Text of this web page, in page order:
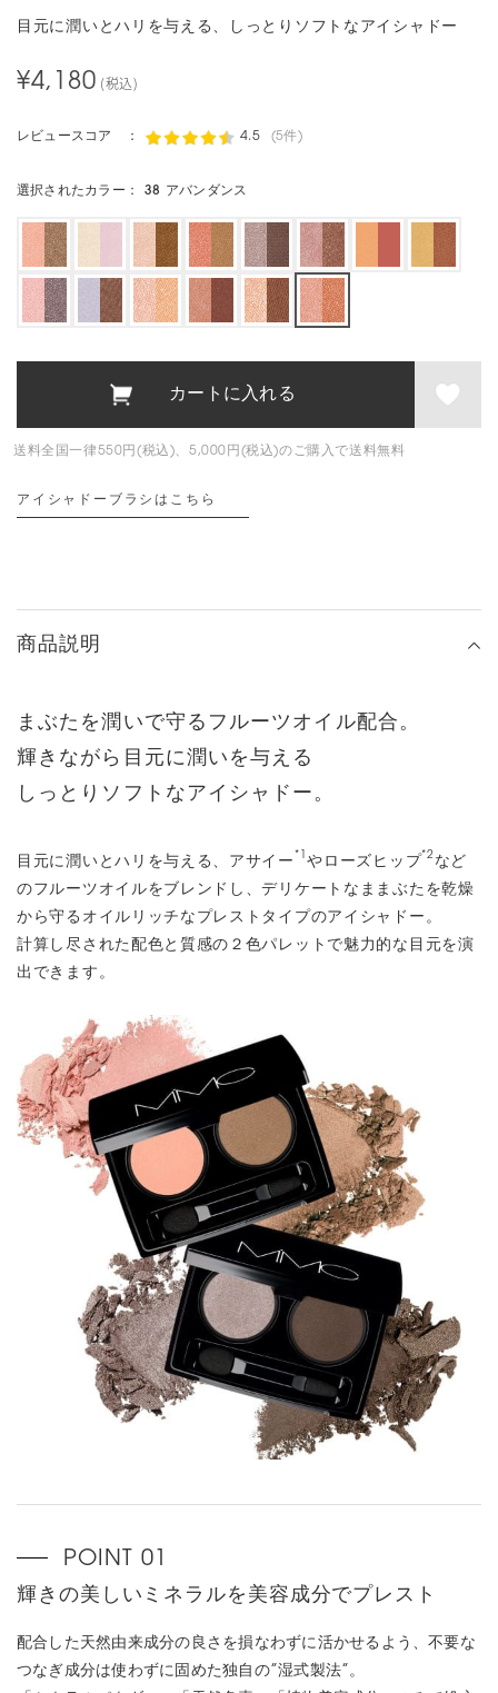
目元に潤いとハリを与える、しっとりソフトなアイシャドー
¥4,180 (税込)
選択されたカラー： 38 アバンダンス
送料全国一律550円(税込)、5,000円(税込)のご購入で送料無料
アイシャドーブラシはこちら
商品説明
まぶたを潤いで守るフルーツオイル配合。
輝きながら目元に潤いを与える
しっとりソフトなアイシャドー。
目元に潤いとハリを与える、アサイー*1 やローズヒップ *2 など
のフルーツオイルをブレンドし、デリケートなままぶたを乾燥
から守るオイルリッチなプレストタイプのアイシャドー。
計算し尽された配色と質感の２色パレットで魅力的な目元を演
出できます。
輝きの美しいミネラルを美容成分でプレスト
配合した天然由来成分の良さを損なわずに活かせるよう、不要な
つなぎ成分は使わずに固めた独自の”湿式製法”。
レビュースコア ： 4.5 (5件)